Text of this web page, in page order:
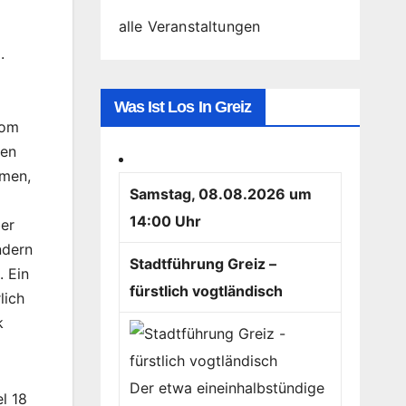
Ein
18
alle Veranstaltungen
Was Ist Los In Greiz
Samstag, 08.08.2026 um
14:00 Uhr
Stadtführung Greiz –
fürstlich vogtländisch
Der etwa eineinhalbstündige